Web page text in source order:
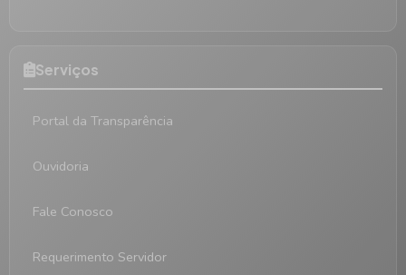
Serviços
Portal da Transparência
Ouvidoria
Fale Conosco
Requerimento Servidor